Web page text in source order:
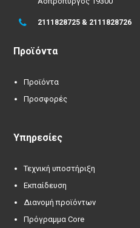
2111828725 & 2111828726
Προϊόντα
Προϊόντα
Προσφορές
Υπηρεσίες
Τεχνική υποστήριξη
Εκπαίδευση
Διανομή προϊόντων
Πρόγραμμα Core